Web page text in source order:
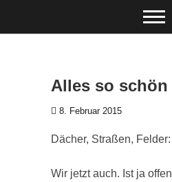
Alles so schön
8. Februar 2015
Dächer, Straßen,
Wir jetzt auch. Ist ja